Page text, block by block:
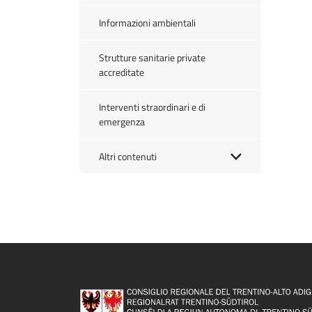
Informazioni ambientali
Strutture sanitarie private
accreditate
Interventi straordinari e di
emergenza
Altri contenuti